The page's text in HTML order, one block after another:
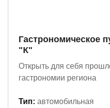
Гастрономическое
"К"
Открыть для себя
гастрономии региона
Тип: автомобильная